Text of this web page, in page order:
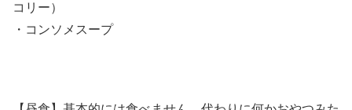
コリー）
・コンソメスープ